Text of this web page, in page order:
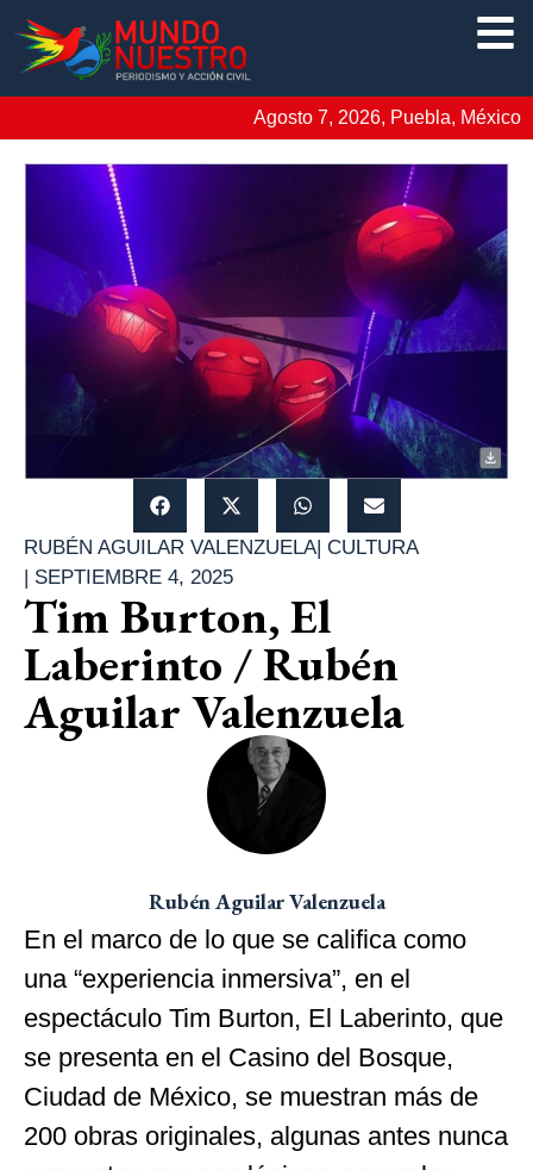
Agosto 7, 2026, Puebla, México
RUBÉN AGUILAR VALENZUELA| CULTURA
| SEPTIEMBRE 4, 2025
Tim Burton, El
Laberinto / Rubén
Aguilar Valenzuela
Rubén Aguilar Valenzuela
En el marco de lo que se califica como
una “experiencia inmersiva”, en el
espectáculo Tim Burton, El Laberinto, que
se presenta en el Casino del Bosque,
Ciudad de México, se muestran más de
200 obras originales, algunas antes nunca